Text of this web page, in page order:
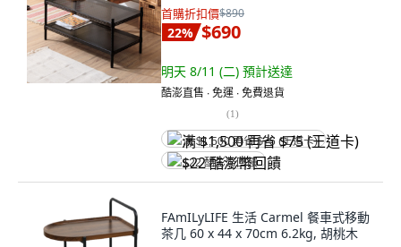
首購折扣價$890
22% $690
明天 8/11 (二) 預計送達
酷澎直售 ∙ 免運 ∙ 免費退貨
(1)
满 $1,500 再省 $75 (王道卡)
$22 酷澎幣回饋
FAmILyLIFE 生活 Carmel 餐車式移動
茶几 60 x 44 x 70cm 6.2kg, 胡桃木